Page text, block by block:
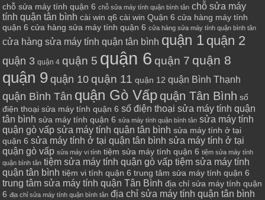
chỗ sửa máy tính quận 6 chỗ sửa máy tính quận bình tân chỗ sửa máy
tính quận tân bình cài win q6 cài win Quận 6 cửa hàng máy tính
quận 6 cửa hàng sửa máy tính quận 6 cửa hàng sửa máy tính quận bình tân
cửa hàng sửa máy tính quận tân bình quận 1 quận 2
quận 3 quận 4 quận 5 quận 6 quận 7 quận 8
quận 9 quận 10 quận 11 quận 12 quận Bình Thạnh
quận Bình Tân quận Gò Vấp quận Tân Bình số
điện thoại sửa máy tính quận 6 số điện thoại sửa máy tính quận
tân bình sửa máy tính quận 6 sửa máy tính quận bình tân sửa máy tính
quận gò vấp sửa máy tính quận tân bình sửa máy tính ở tại
quận 6 sửa máy tính ở tại quận tân bình sửa máy tính ở tại
quận gò vấp sửa máy vi tính tiệm sửa máy tính quận 6 tiệm sửa máy tính
quận bình tân tiệm sửa máy tính quận gò vấp tiệm sửa máy tính
quận tân bình tiệm vi tính quận 6 trung tâm sửa máy tính quận 6
trung tâm sửa máy tính quận Tân Bình địa chỉ sửa máy tính quận
6 địa chỉ sửa máy tính quận bình tân địa chỉ sửa máy tính quận tân bình